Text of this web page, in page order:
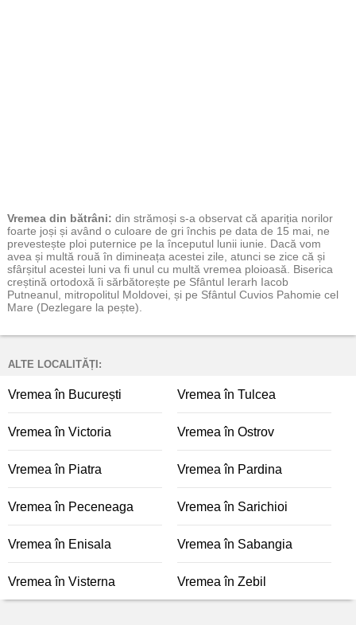
Vremea din bătrâni: din strămoși s-a observat că apariția norilor
foarte joși și având o culoare de gri închis pe data de 15 mai, ne
prevestește ploi puternice pe la începutul lunii iunie. Dacă vom
avea și multă rouă în dimineața acestei zile, atunci se zice că și
sfârșitul acestei luni va fi unul cu multă vremea ploioasă. Biserica
creștină ortodoxă îi sărbătorește pe Sfântul Ierarh Iacob
Putneanul, mitropolitul Moldovei, și pe Sfântul Cuvios Pahomie cel
Mare (Dezlegare la pește).
ALTE LOCALITĂȚI:
Vremea în București Vremea în Tulcea
Vremea în Victoria Vremea în Ostrov
Vremea în Piatra Vremea în Pardina
Vremea în Peceneaga Vremea în Sarichioi
Vremea în Enisala Vremea în Sabangia
Vremea în Visterna Vremea în Zebil